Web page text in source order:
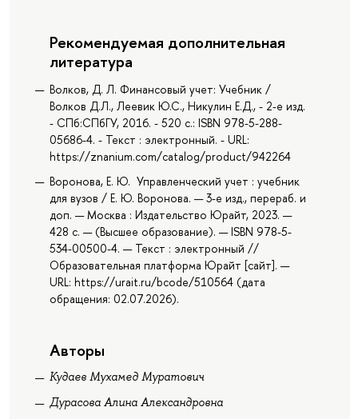
Рекомендуемая дополнительная
литература
Волков, Д. Л. Финансовый учет: Учебник /
Волков Д.Л., Леевик Ю.С., Никулин Е.Д., - 2-е изд.
- СПб:СПбГУ, 2016. - 520 с.: ISBN 978-5-288-
05686-4. - Текст : электронный. - URL:
https://znanium.com/catalog/product/942264
Воронова, Е. Ю. Управленческий учет : учебник
для вузов / Е. Ю. Воронова. — 3-е изд., перераб. и
доп. — Москва : Издательство Юрайт, 2023. —
428 с. — (Высшее образование). — ISBN 978-5-
534-00500-4. — Текст : электронный //
Образовательная платформа Юрайт [сайт]. —
URL: https://urait.ru/bcode/510564 (дата
обращения: 02.07.2026).
Авторы
Кудаев Мухамед Муратович
Дурасова Алина Александровна